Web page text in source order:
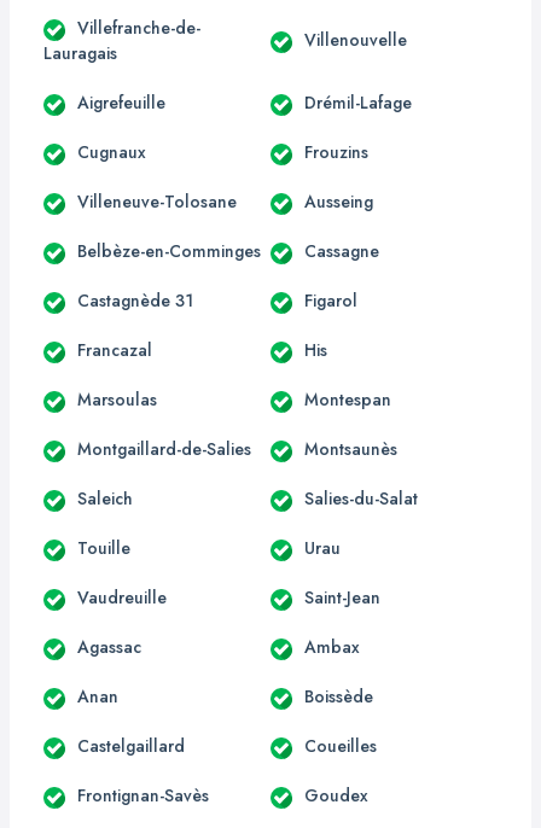
Villefranche-de-
Lauragais
Villenouvelle
Aigrefeuille Drémil-Lafage
Cugnaux Frouzins
Villeneuve-Tolosane Ausseing
Belbèze-en-Comminges Cassagne
Castagnède 31 Figarol
Francazal His
Marsoulas Montespan
Montgaillard-de-Salies Montsaunès
Saleich Salies-du-Salat
Touille Urau
Vaudreuille Saint-Jean
Agassac Ambax
Anan Boissède
Castelgaillard Coueilles
Frontignan-Savès Goudex